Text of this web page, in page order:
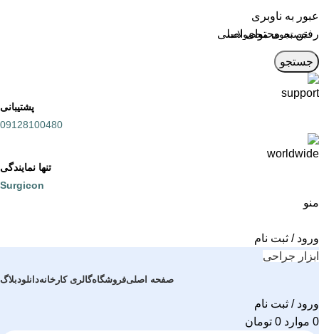
عبور به ناوبری
رفتن به محتوای اصلی
جستجو
پشتیبانی
09128100480
تنها نمایندگی
Surgicon
منو
ورود / ثبت نام
ابزار جراحی
صفحه اصلیفروشگاهگالری کارخانهدانلودبلاگ
ورود / ثبت نام
0 موارد 0 تومان